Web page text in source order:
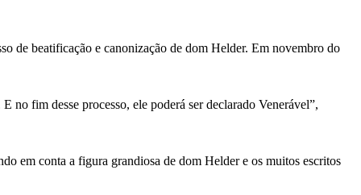
de beatificação e canonização de dom Helder. Em novembro do
no fim desse processo, ele poderá ser declarado Venerável”,
em conta a figura grandiosa de dom Helder e os muitos escritos